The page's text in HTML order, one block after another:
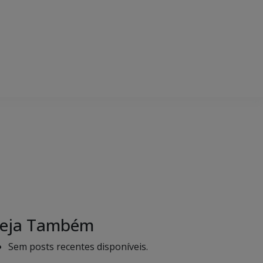
Também
Sem posts recentes disponíveis.